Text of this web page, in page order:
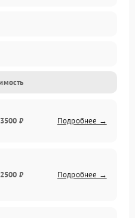
проблемы
3500 ₽ Подробнее →
2500 ₽ Подробнее →